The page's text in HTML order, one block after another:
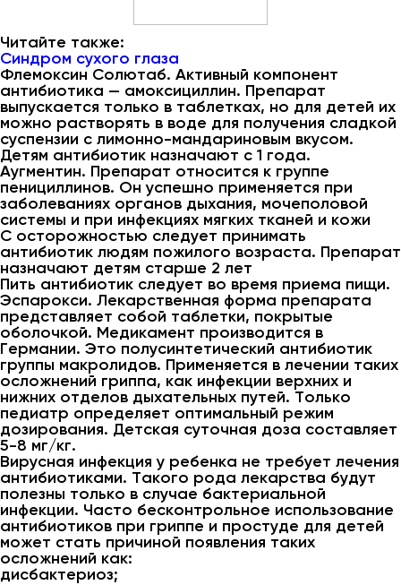
Читайте также:
Синдром сухого глаза
Флемоксин Солютаб. Активный компонент
антибиотика — амоксициллин. Препарат
выпускается только в таблетках, но для детей их
можно растворять в воде для получения сладкой
суспензии с лимонно-мандариновым вкусом.
Детям антибиотик назначают с 1 года.
Аугментин. Препарат относится к группе
пенициллинов. Он успешно применяется при
заболеваниях органов дыхания, мочеполовой
системы и при инфекциях мягких тканей и кожи
С осторожностью следует принимать
антибиотик людям пожилого возраста. Препарат
назначают детям старше 2 лет
Пить антибиотик следует во время приема пищи.
Эспарокси. Лекарственная форма препарата
представляет собой таблетки, покрытые
оболочкой. Медикамент производится в
Германии. Это полусинтетический антибиотик
группы макролидов. Применяется в лечении таких
осложнений гриппа, как инфекции верхних и
нижних отделов дыхательных путей. Только
педиатр определяет оптимальный режим
дозирования. Детская суточная доза составляет
5-8 мг/кг.
Вирусная инфекция у ребенка не требует лечения
антибиотиками. Такого рода лекарства будут
полезны только в случае бактериальной
инфекции. Часто бесконтрольное использование
антибиотиков при гриппе и простуде для детей
может стать причиной появления таких
осложнений как:
дисбактериоз;